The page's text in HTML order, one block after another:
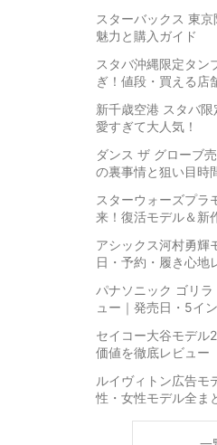
スターバックス 東
魅力と購入ガイド
スタバ沖縄限定タン
ぎ！値段・買える店
新千歳空港 スタバ
愛すぎて大人気！
ダンス ザ グローブ
の裏事情と狙い目時
スターウォーズプラ
来！復活モデル＆新
アシックス河村勇輝
日・予約・履き心地
パナソニック ゴリ
ュー｜発売日・5イ
セイコー大谷モデル
価値を徹底レビュー
ルイヴィトン広告モ
性・女性モデル全ま